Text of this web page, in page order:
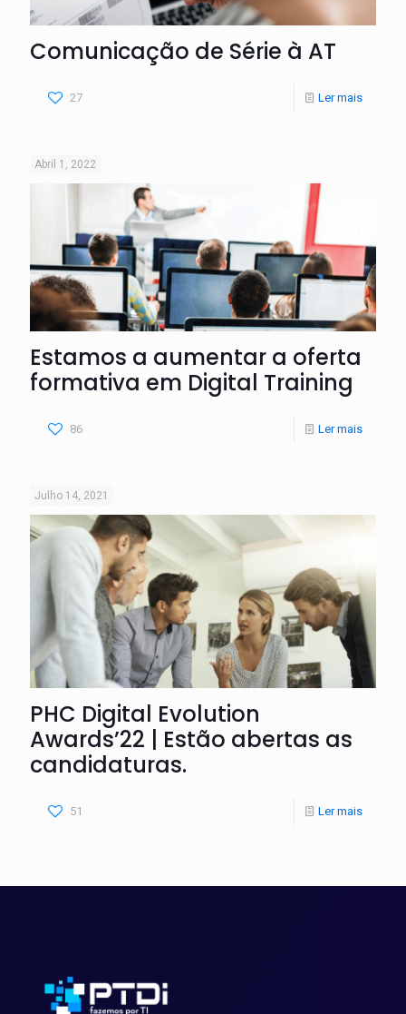
Comunicação de Série à AT
27 Ler mais
Abril 1, 2022
Estamos a aumentar a oferta
formativa em Digital Training
86 Ler mais
Julho 14, 2021
PHC Digital Evolution
Awards’22 | Estão abertas as
candidaturas.
51 Ler mais